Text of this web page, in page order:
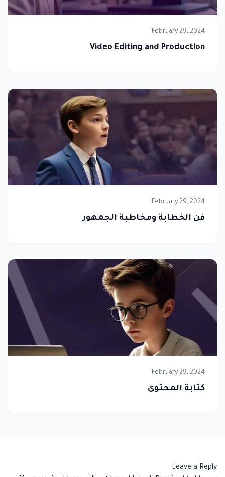
February 29, 2024
Video Editing and Production
February 29, 2024
فن الخطابة ومخاطبة الجمهور
February 29, 2024
كتابة المحتوى
Leave a Reply